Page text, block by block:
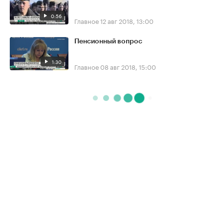
0:56 Главное12 авг 2018, 13:00
1:30
Пенсионный вопрос
Главное 08 авг 2018, 15:00